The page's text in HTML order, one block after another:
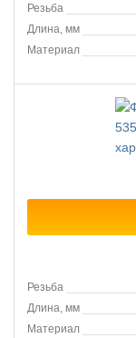
Резьба
Длина, мм
Материал
Резьба
Длина, мм
Материал